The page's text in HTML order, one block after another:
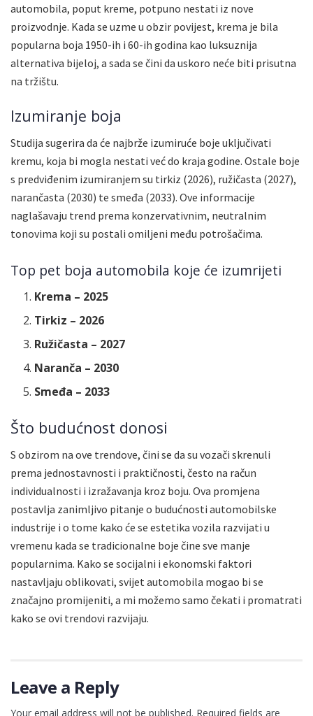
automobila, poput kreme, potpuno nestati iz nove
proizvodnje. Kada se uzme u obzir povijest, krema je bila
popularna boja 1950-ih i 60-ih godina kao luksuznija
alternativa bijeloj, a sada se čini da uskoro neće biti prisutna
na tržištu.
Izumiranje boja
Studija sugerira da će najbrže izumiruće boje uključivati
kremu, koja bi mogla nestati već do kraja godine. Ostale boje
s predviđenim izumiranjem su tirkiz (2026), ružičasta (2027),
narančasta (2030) te smeđa (2033). Ove informacije
naglašavaju trend prema konzervativnim, neutralnim
tonovima koji su postali omiljeni među potrošačima.
Top pet boja automobila koje će izumrijeti
Krema – 2025
Tirkiz – 2026
Ružičasta – 2027
Naranča – 2030
Smeđa – 2033
Što budućnost donosi
S obzirom na ove trendove, čini se da su vozači skrenuli
prema jednostavnosti i praktičnosti, često na račun
individualnosti i izražavanja kroz boju. Ova promjena
postavlja zanimljivo pitanje o budućnosti automobilske
industrije i o tome kako će se estetika vozila razvijati u
vremenu kada se tradicionalne boje čine sve manje
popularnima. Kako se socijalni i ekonomski faktori
nastavljaju oblikovati, svijet automobila mogao bi se
značajno promijeniti, a mi možemo samo čekati i promatrati
kako se ovi trendovi razvijaju.
Leave a Reply
Your email address will not be published. Required fields are